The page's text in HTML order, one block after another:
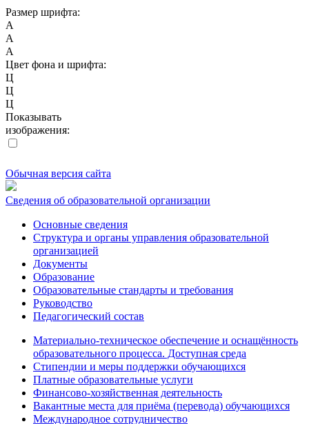
Размер шрифта:
A
A
A
Цвет фона и шрифта:
Ц
Ц
Ц
Показывать
изображения:
Обычная версия сайта
Сведения об образовательной организации
Основные сведения
Структура и органы управления образовательной
организацией
Документы
Образование
Образовательные стандарты и требования
Руководство
Педагогический состав
Материально-техническое обеспечение и оснащённость
образовательного процесса. Доступная среда
Стипендии и меры поддержки обучающихся
Платные образовательные услуги
Финансово-хозяйственная деятельность
Вакантные места для приёма (перевода) обучающихся
Международное сотрудничество